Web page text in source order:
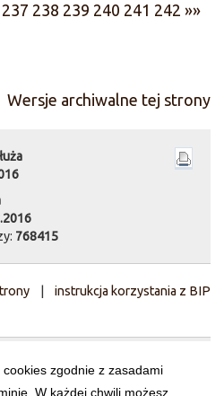
zgodnie z zasadami
W każdej chwili możesz
237 238 239 240 241 242 »»
Wersje archiwalne tej strony
768415
instrukcja korzystania z BIP
Zawodowa im.
Wojciechowskiego w